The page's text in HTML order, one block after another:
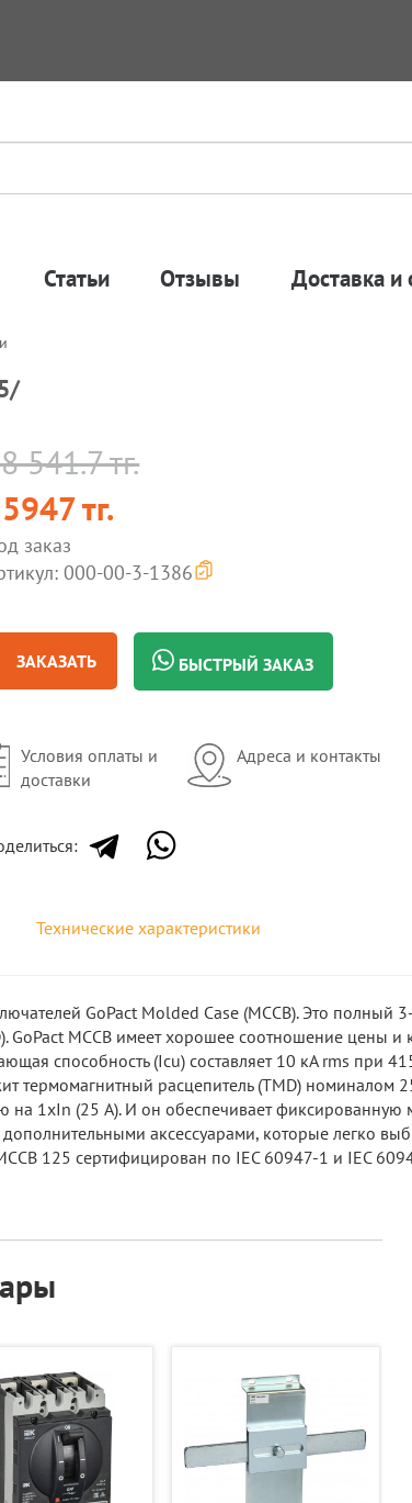
Статьи Отзывы Доставка и
541.7 тг.
тг.
заказ
000-00-3-1386
ЗАКАЗАТЬ БЫСТРЫЙ ЗАКАЗ
Условия оплаты и
доставки
Адреса и контакты
Технические характеристики
GoPact Molded Case (MCCB). Это
GoPact MCCB имеет хорошее соотношение цены
способность (Icu) составляет 10 кА rms при
термомагнитный расцепитель (TMD) номиналом
на 1xIn (25 А). И он обеспечивает фиксированную
аксессуарами, которые легко
125 сертифицирован по IEC 60947-1 и IEC